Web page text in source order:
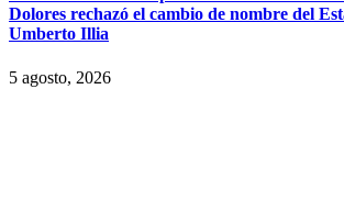
Dolores rechazó el cambio de nombre del
Umberto Illia
5 agosto, 2026